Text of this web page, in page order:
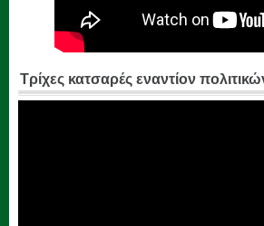
Τρίχες κατσαρές εναντίον